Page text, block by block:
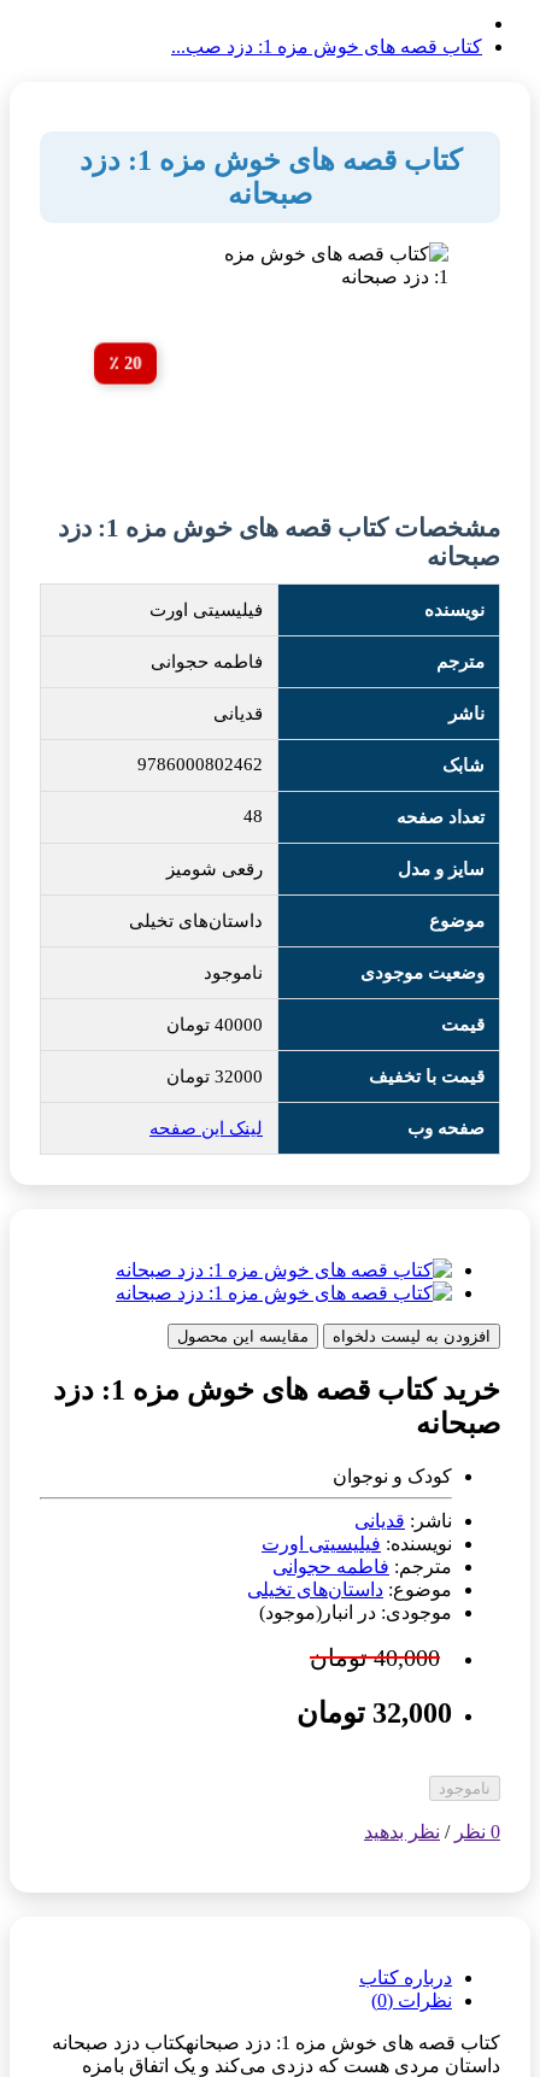
کتاب قصه های خوش مزه 1: دزد صب...
کتاب قصه های خوش مزه 1: دزد
صبحانه
20 ٪
مشخصات کتاب قصه های خوش مزه 1: دزد
صبحانه
نویسنده فیلیسیتی اورت
مترجم فاطمه حجوانی
ناشر قدیانی
شابک 9786000802462
تعداد صفحه 48
سایز و مدل رقعی شومیز
موضوع داستان‌های تخیلی
وضعیت موجودی ناموجود
قیمت 40000 تومان
قیمت با تخفیف 32000 تومان
صفحه وب لینک این صفحه
افزودن به لیست دلخواه مقایسه این محصول
خرید کتاب قصه های خوش مزه 1: دزد
صبحانه
کودک و نوجوان
ناشر: قدیانی
نویسنده: فیلیسیتی اورت
مترجم: فاطمه حجوانی
موضوع: داستان‌های تخیلی
موجودی: در انبار(موجود)
40,000 تومان
32,000 تومان
ناموجود
0 نظر / نظر بدهید
درباره کتاب
نظرات (0)
کتاب قصه های خوش مزه 1: دزد صبحانهکتاب دزد صبحانه
داستان مردی هست که دزدی می‌کند و یک اتفاق بامزه